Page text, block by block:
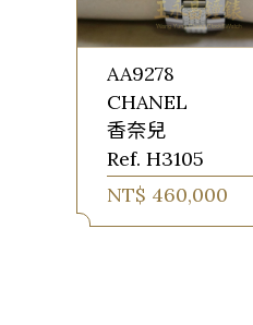
AA9278
CHANEL
香奈兒
Ref. H3105
NT$ 460,000